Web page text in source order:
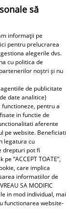
Sârbu?
se ocupă
lui Adrian
cele mai
anii 90. A
de
din Franța.
relația
să
informații pe
pentru prelucrarea
alegerile dvs.
cu politica de
noștri și nu
de publicitate
date analitice)
pentru a
in functie de
aferente
pe website. Beneficiati
legatura cu
drepturi pot fi
pe “ACCEPT TOATE”,
care implica
informatiilor de
SA MODIFIC
in mod individual, mai
functionarea website-